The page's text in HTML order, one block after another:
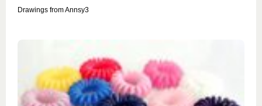
Drawings from Annsy3